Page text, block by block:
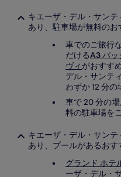
キエーザ・デル・サン
あり、駐車場が無料の
車でのご旅行
だけるA3 パッ
ヴィ がおすす
デル・サンテ
わずか 12 分の
車で 20 分の
料の駐車場を
キエーザ・デル・サン
あり、プールがあるお
グランド ホテ
ーザ・デル・